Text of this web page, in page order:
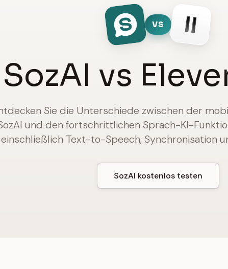
VS
SozAI vs
Sie die Unterschiede zwischen der
und den fortschrittlichen Sprach-KI-
einschließlich Text-to-Speech, Synchronisation
SozAI kostenlos testen